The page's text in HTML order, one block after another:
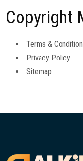
Copyright
Terms &
Privacy Policy
Sitemap